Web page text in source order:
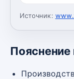
Источник:
Пояснение